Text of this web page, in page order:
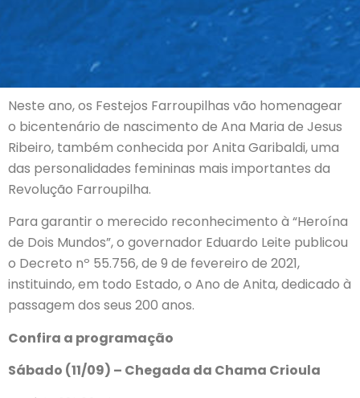
Neste ano, os Festejos Farroupilhas vão homenagear
o bicentenário de nascimento de Ana Maria de Jesus
Ribeiro, também conhecida por Anita Garibaldi, uma
das personalidades femininas mais importantes da
Revolução Farroupilha.
Para garantir o merecido reconhecimento à “Heroína
de Dois Mundos”, o governador Eduardo Leite publicou
o Decreto nº 55.756, de 9 de fevereiro de 2021,
instituindo, em todo Estado, o Ano de Anita, dedicado à
passagem dos seus 200 anos.
Confira a programação
Sábado (11/09) – Chegada da Chama Crioula